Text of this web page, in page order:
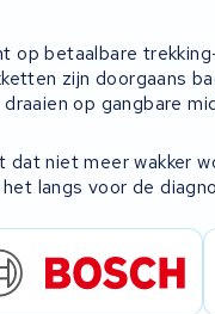
op betaalbare
zijn doorgaans
op gangbare
niet meer wakker
langs voor de